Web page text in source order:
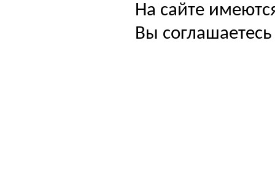
На сайте
Вы